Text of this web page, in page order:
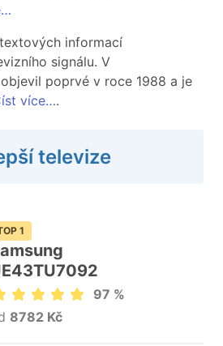
informací
signálu. V
poprvé v roce 1988 a je
více….
televize
1
97 %
8782 Kč